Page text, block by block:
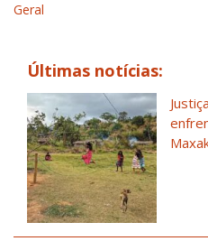
Geral
Últimas notícias: